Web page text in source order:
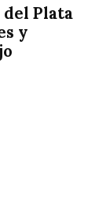
del Plata
y